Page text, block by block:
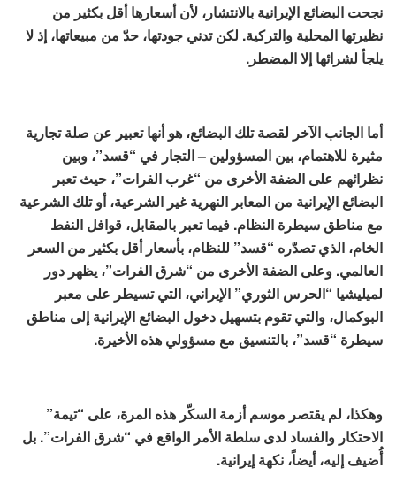
نجحت البضائع الإيرانية بالانتشار، لأن أسعارها أقل بكثير من
نظيرتها المحلية والتركية. لكن تدني جودتها، حدّ من مبيعاتها، إذ لا
يلجأ لشرائها إلا المضطر.
أما الجانب الآخر لقصة تلك البضائع، هو أنها تعبير عن صلة تجارية
مثيرة للاهتمام، بين المسؤولين – التجار في “قسد”، وبين
نظرائهم على الضفة الأخرى من “غرب الفرات”، حيث تعبر
البضائع الإيرانية من المعابر النهرية غير الشرعية، أو تلك الشرعية
مع مناطق سيطرة النظام. فيما تعبر بالمقابل، قوافل النفط
الخام، الذي تصدّره “قسد” للنظام، بأسعار أقل بكثير من السعر
العالمي. وعلى الضفة الأخرى من “شرق الفرات”، يظهر دور
لميليشيا “الحرس الثوري” الإيراني، التي تسيطر على معبر
البوكمال، والتي تقوم بتسهيل دخول البضائع الإيرانية إلى مناطق
سيطرة “قسد”، بالتنسيق مع مسؤولي هذه الأخيرة.
وهكذا، لم يقتصر موسم أزمة السكّر هذه المرة، على “تيمة”
الاحتكار والفساد لدى سلطة الأمر الواقع في “شرق الفرات”. بل
أُضيف إليه، أيضاً، نكهة إيرانية.